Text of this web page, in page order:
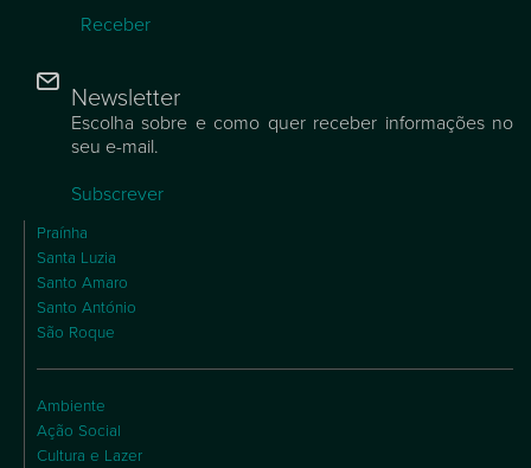
Receber
Newsletter
Escolha sobre e como quer receber informações no
seu e-mail.
Subscrever
Praínha
Santa Luzia
Santo Amaro
Santo António
São Roque
Ambiente
Ação Social
Cultura e Lazer